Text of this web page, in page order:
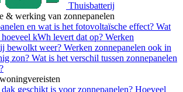
Thuisbatterij
& werking van zonnepanelen
en wat is het fotovoltaïsche effect? Wat
kWh levert dat op? Werken
bewolkt weer? Werken zonnepanelen ook in
zon? Wat is het verschil tussen zonnepanelen
geschikt is voor zonnepanelen? Hoeveel